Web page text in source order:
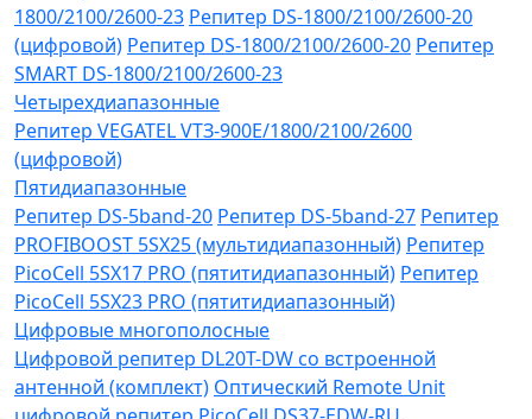
1800/2100/2600-23 Репитер DS-1800/2100/2600-20
(цифровой) Репитер DS-1800/2100/2600-20 Репитер
SMART DS-1800/2100/2600-23
Четырехдиапазонные
Репитер VЕGATEL VТЗ-900Е/1800/2100/2600
(цифровой)
Пятидиапазонные
Репитер DS-5band-20 Репитер DS-5band-27 Репитер
PROFIBOOST 5SX25 (мультидиапазонный) Репитер
PicoCell 5SX17 PRO (пятитидиапазонный) Репитер
PicoCell 5SX23 PRO (пятитидиапазонный)
Цифровые многополосные
Цифровой репитер DL20T-DW со встроенной
антенной (комплект) Оптический Remote Unit